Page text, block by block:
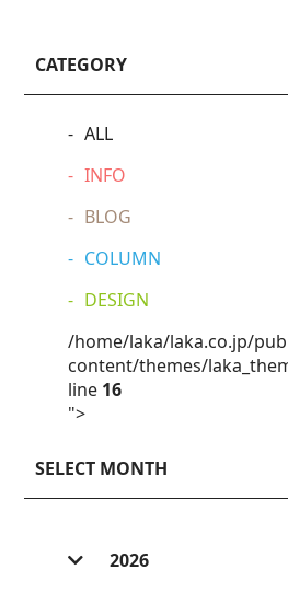
CATEGORY
ALL
INFO
BLOG
COLUMN
DESIGN
/home/laka/laka.co.jp/
content/themes/
line 16
">
SELECT MONTH
2026